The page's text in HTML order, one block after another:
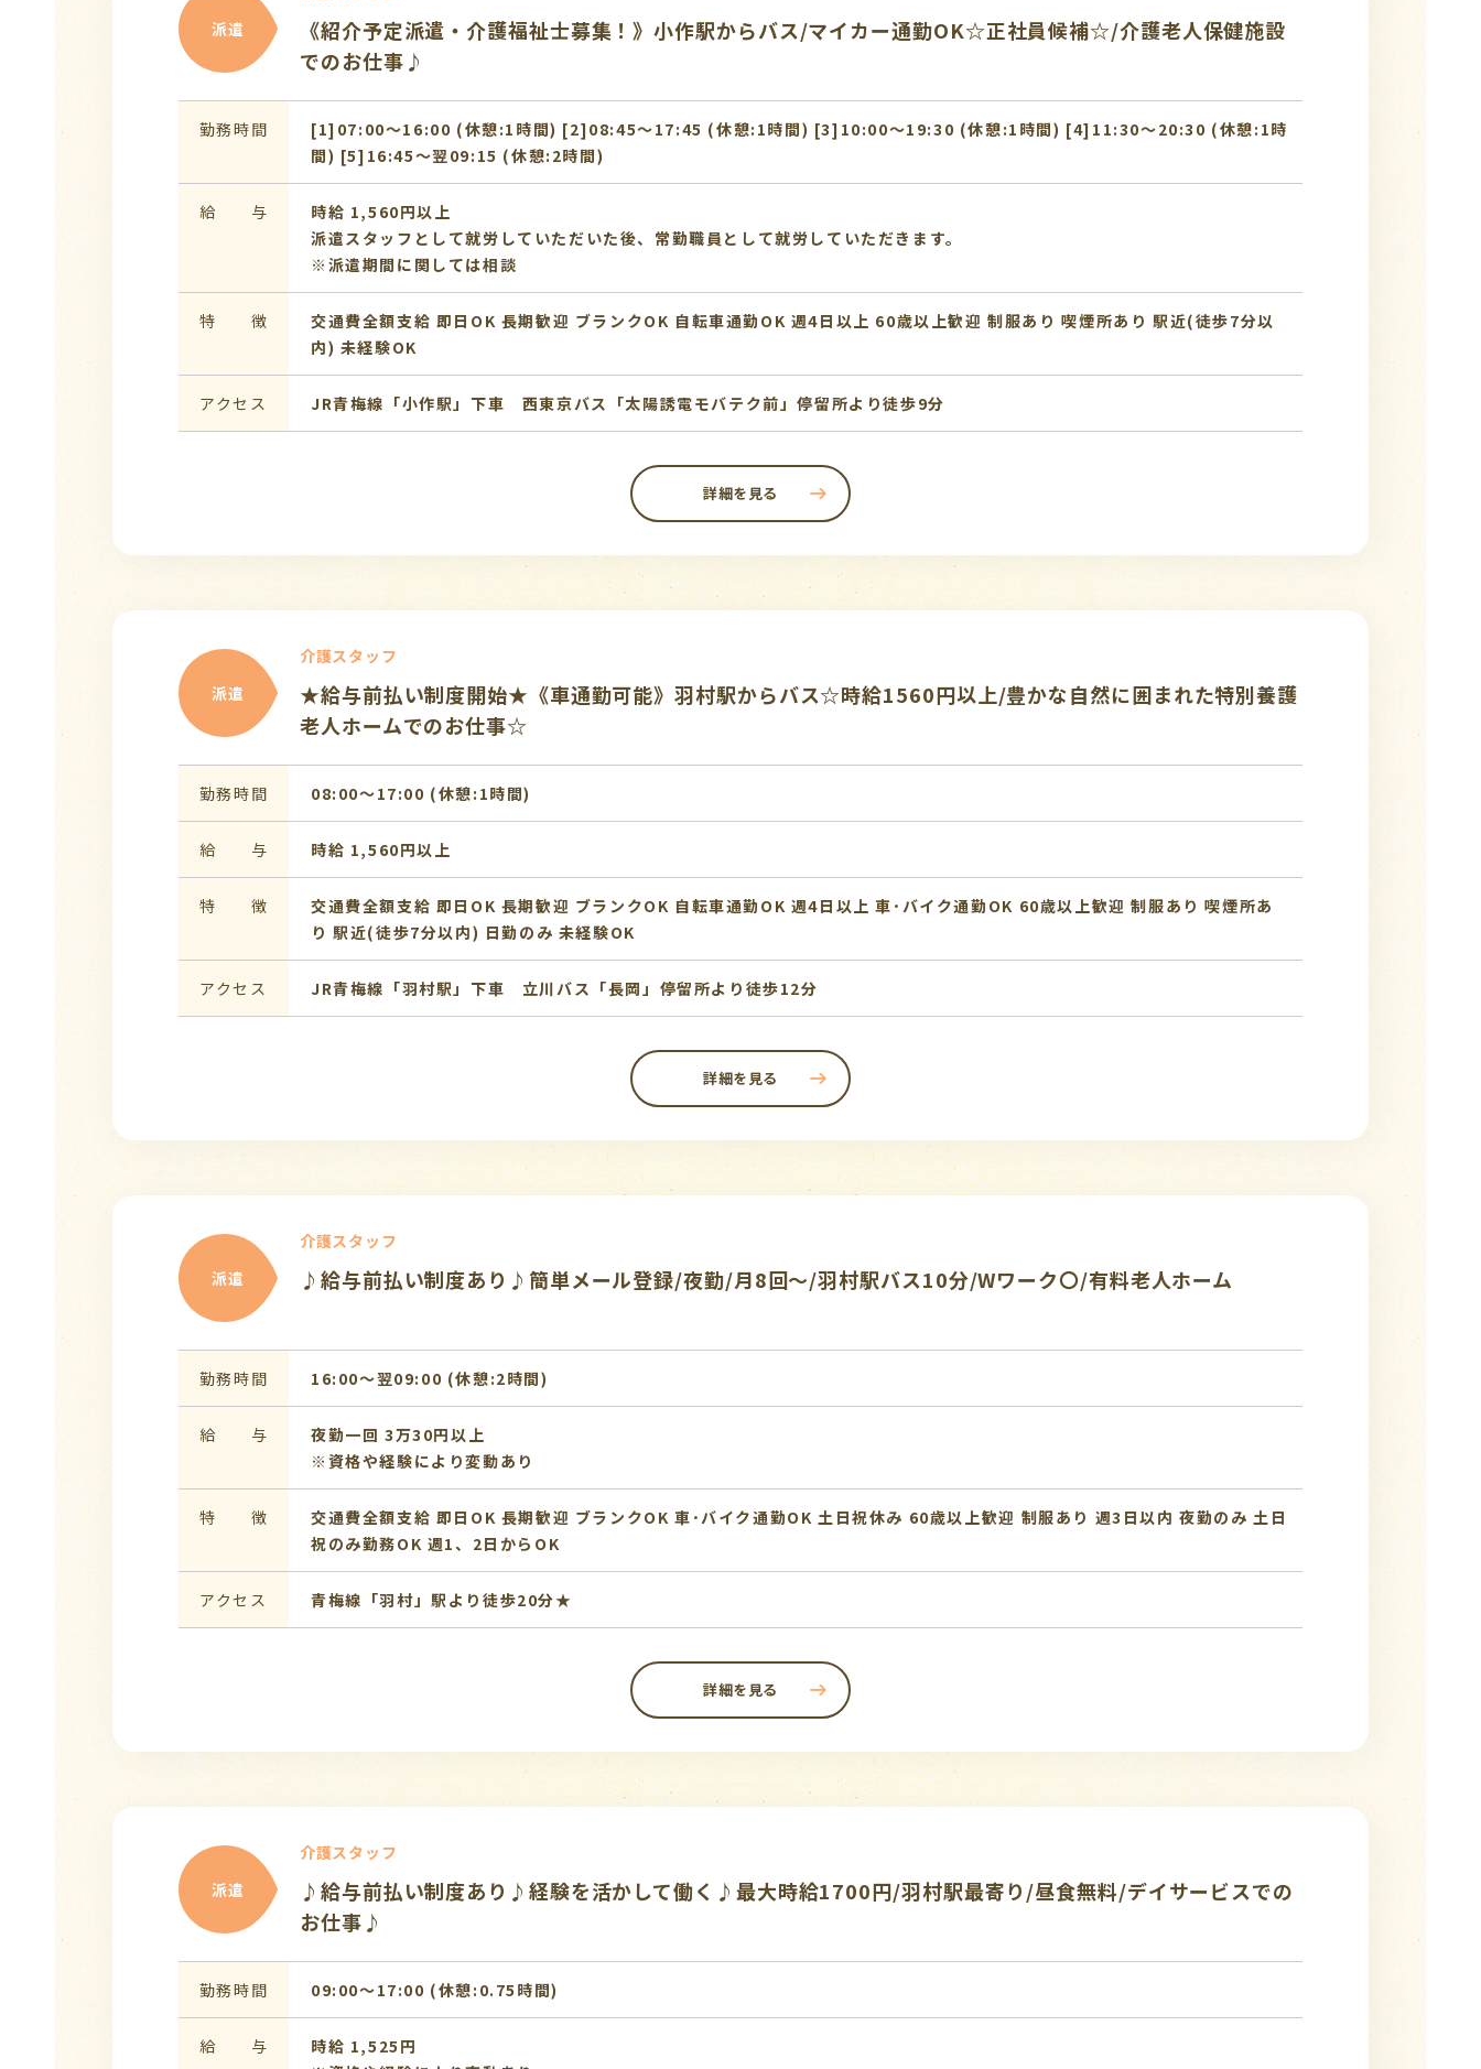
派遣
《紹介予定派遣・介護福祉士募集！》小作駅からバス/マイカー通勤OK☆正社員候補☆/介護老人保健施設
でのお仕事♪
勤務時間
[1]07:00〜16:00 (休憩:1時間) [2]08:45〜17:45 (休憩:1時間) [3]10:00〜19:30 (休憩:1時間) [4]11:30〜20:30 (休憩:1時
間) [5]16:45〜翌09:15 (休憩:2時間)
給 与
時給 1,560円以上
派遣スタッフとして就労していただいた後、常勤職員として就労していただきます。
※派遣期間に関しては相談
特 徴 交通費全額支給 即日OK 長期歓迎 ブランクOK 自転車通勤OK 週4日以上 60歳以上歓迎 制服あり 喫煙所あり 駅近(徒歩7分以
内) 未経験OK
アクセス JR青梅線「小作駅」下車 西東京バス「太陽誘電モバテク前」停留所より徒歩9分
詳細を見る
派遣
介護スタッフ
★給与前払い制度開始★《車通勤可能》羽村駅からバス☆時給1560円以上/豊かな自然に囲まれた特別養護
老人ホームでのお仕事☆
勤務時間 08:00〜17:00 (休憩:1時間)
給 与 時給 1,560円以上
特 徴 交通費全額支給 即日OK 長期歓迎 ブランクOK 自転車通勤OK 週4日以上 車･バイク通勤OK 60歳以上歓迎 制服あり 喫煙所あ
り 駅近(徒歩7分以内) 日勤のみ 未経験OK
アクセス JR青梅線「羽村駅」下車 立川バス「長岡」停留所より徒歩12分
詳細を見る
派遣
介護スタッフ
♪給与前払い制度あり♪簡単メール登録/夜勤/月8回～/羽村駅バス10分/Wワーク〇/有料老人ホーム
勤務時間 16:00〜翌09:00 (休憩:2時間)
給 与
夜勤一回 3万30円以上
※資格や経験により変動あり
特 徴 交通費全額支給 即日OK 長期歓迎 ブランクOK 車･バイク通勤OK 土日祝休み 60歳以上歓迎 制服あり 週3日以内 夜勤のみ 土日
祝のみ勤務OK 週1、2日からOK
アクセス 青梅線「羽村」駅より徒歩20分★
詳細を見る
派遣
介護スタッフ
♪給与前払い制度あり♪経験を活かして働く♪最大時給1700円/羽村駅最寄り/昼食無料/デイサービスでの
お仕事♪
勤務時間 09:00〜17:00 (休憩:0.75時間)
給 与
時給 1,525円